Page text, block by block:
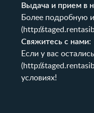
Выдача и прием в
Более подробную
(http://
Свяжитесь с нами:
Если у вас
(http://
условиях!